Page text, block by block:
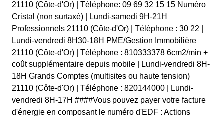
21110 (Côte-d'Or) | Téléphone: 09 69 32 15 15 Numéro
Cristal (non surtaxé) | Lundi-samedi 9H-21H
Professionnels 21110 (Côte-d'Or) | Téléphone : 30 22 |
Lundi-vendredi 8H30-18H PME/Gestion Immobilière
21110 (Côte-d'Or) | Téléphone : 810333378 6cm2/min +
coût supplémentaire depuis mobile | Lundi-vendredi 8H-
18H Grands Comptes (multisites ou haute tension)
21110 (Côte-d'Or) | Téléphone : 820144000 | Lundi-
vendredi 8H-17H ####Vous pouvez payer votre facture
d'énergie en composant le numéro d'EDF : Actions